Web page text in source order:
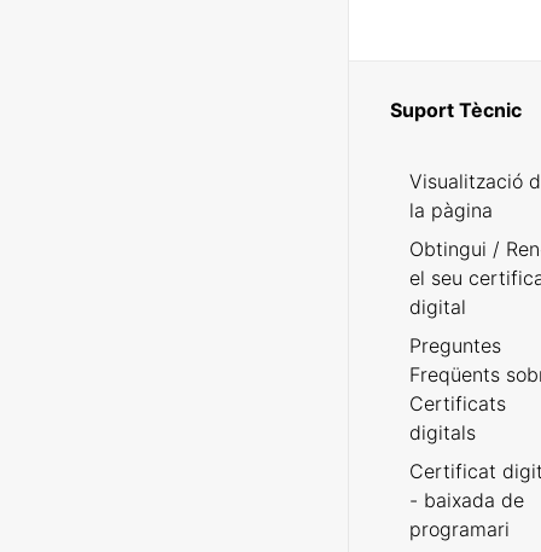
Suport Tècnic
Visualització
la pàgina
Obtingui /
el seu
digital
Preguntes
Freqüents
Certificats
digitals
Certificat
- baixada de
programari